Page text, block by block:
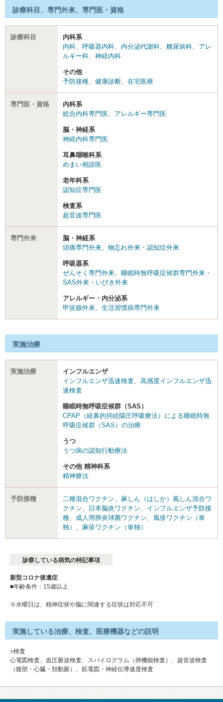
診療科目、専門外来、専門医・資格
診療科目
内科系
内科
呼吸器内科 内分泌代謝科 糖尿病科
アレ
ルギー科
神経内科
その他
予防接種
健康診断 在宅医療
専門医・資格
内科系
総合内科専門医
アレルギー専門医
脳・神経系
神経内科専門医
耳鼻咽喉科系
めまい相談医
老年科系
認知症専門医
検査系
超音波専門医
専門外来
脳・神経系
頭痛専門外来
物忘れ外来・認知症外来
呼吸器系
ぜんそく専門外来
睡眠時無呼吸症候群専門外来・
SAS外来・いびき外来
アレルギー・内分泌系
甲状腺外来
生活習慣病専門外来
実施治療
実施治療
インフルエンザ
インフルエンザ迅速検査
高感度インフルエンザ迅
速検査
睡眠時無呼吸症候群（SAS）
CPAP（経鼻的持続陽圧呼吸療法）による睡眠時無
呼吸症候群（SAS）の治療
うつ
うつ病の認知行動療法
その他 精神科系
精神療法
予防接種 二種混合ワクチン
麻しん（はしか）風しん混合ワ
クチン
日本脳炎ワクチン
インフルエンザ予防接
種
成人用肺炎球菌ワクチン
風疹ワクチン（単
独）
麻疹ワクチン（単独）
診察している病気の特記事項
新型コロナ後遺症
■年齢条件：15歳以上
※水曜日は、精神症状や脳に関連する症状は対応不可
実施している治療、検査、医療機器などの説明
○検査
心電図検査、血圧脈波検査、スパイログラム（肺機能検査）、超音波検査
（腹部・心臓・頚動脈）、筋電図・神経伝導速度検査